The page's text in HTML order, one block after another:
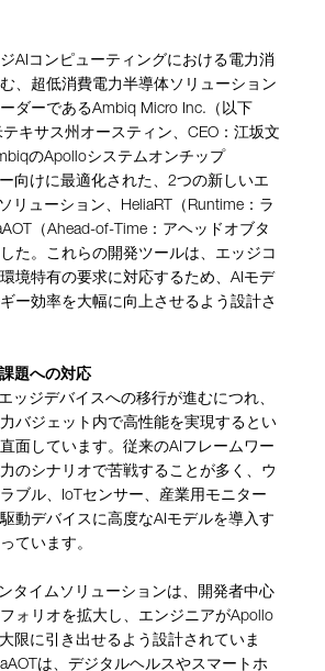
AIコンピューティングにおける電力消
、超低消費電力半導体ソリューション
ダーであるAmbiq Micro Inc.（以下
キサス州オースティン、CEO：江坂文
のApolloシステムオンチップ
向けに最適化された、2つの新しいエ
リューション、HeliaRT（Runtime：ラ
（Ahead-of-Time：アヘッドオブタ
た。これらの開発ツールは、エッジコ
境特有の要求に対応するため、AIモデ
ー効率を大幅に向上させるよう設計さ
題への対応
ッジデバイスへの移行が進むにつれ、
バジェット内で高性能を実現するとい
面しています。従来のAIフレームワー
のシナリオで苦戦することが多く、ウ
ブル、IoTセンサー、産業用モニター
動デバイスに高度なAIモデルを導入す
ています。
タイムソリューションは、開発者中心
ォリオを拡大し、エンジニアがApollo
限に引き出せるよう設計されていま
は、デジタルヘルスやスマートホ